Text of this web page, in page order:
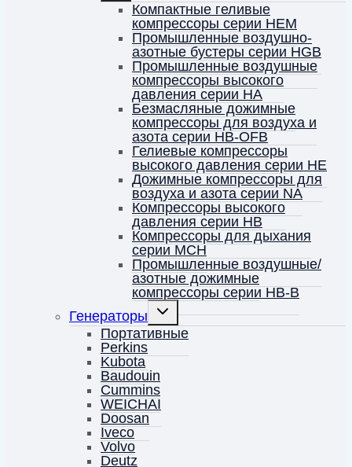
меню
Компактные геливые
компрессоры серии HEM
Промышленные воздушно-
азотные бустеры серии HGB
Промышленные воздушные
компрессоры высокого
давления серии HA
Безмасляные дожимные
компрессоры для воздуха и
азота серии HB-OFB
Гелиевые компрессоры
высокого давления серии HE
Дожимные компрессоры для
воздуха и азота серии NA
Компрессоры высокого
давления серии HB
Компрессоры для дыхания
серии MCH
Промышленные воздушные/
азотные дожимные
компрессоры серии HB-B
Генераторы
Переключить
дочернее
меню
Портативные
Perkins
Kubota
Baudouin
Cummins
WEICHAI
Doosan
Iveco
Volvo
Deutz